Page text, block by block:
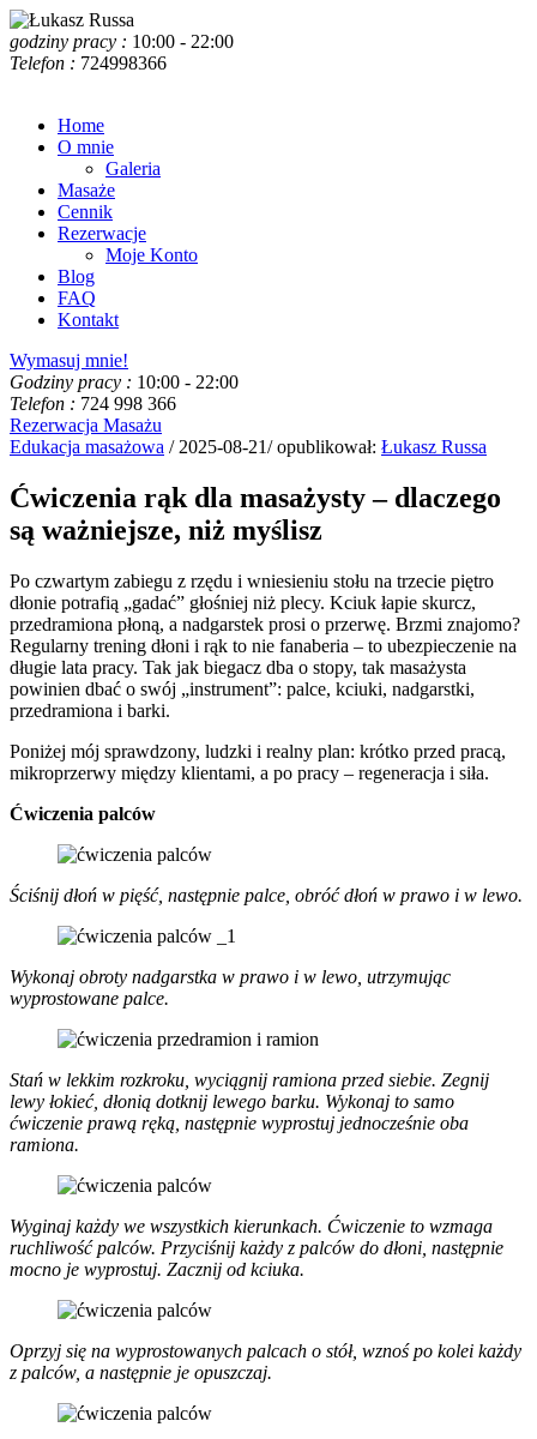
godziny pracy : 10:00 - 22:00
Telefon : 724998366
Home
O mnie
Galeria
Masaże
Cennik
Rezerwacje
Moje Konto
Blog
FAQ
Kontakt
Wymasuj mnie!
Godziny pracy : 10:00 - 22:00
Telefon : 724 998 366
Rezerwacja Masażu
Edukacja masażowa / 2025-08-21/ opublikował: Łukasz Russa
Ćwiczenia rąk dla masażysty – dlaczego
są ważniejsze, niż myślisz
Po czwartym zabiegu z rzędu i wniesieniu stołu na trzecie piętro
dłonie potrafią „gadać” głośniej niż plecy. Kciuk łapie skurcz,
przedramiona płoną, a nadgarstek prosi o przerwę. Brzmi znajomo?
Regularny trening dłoni i rąk to nie fanaberia – to ubezpieczenie na
długie lata pracy. Tak jak biegacz dba o stopy, tak masażysta
powinien dbać o swój „instrument”: palce, kciuki, nadgarstki,
przedramiona i barki.
Poniżej mój sprawdzony, ludzki i realny plan: krótko przed pracą,
mikroprzerwy między klientami, a po pracy – regeneracja i siła.
Ćwiczenia palców
Ściśnij dłoń w pięść, następnie palce, obróć dłoń w prawo i w lewo.
Wykonaj obroty nadgarstka w prawo i w lewo, utrzymując
wyprostowane palce.
Stań w lekkim rozkroku, wyciągnij ramiona przed siebie. Zegnij
lewy łokieć, dłonią dotknij lewego barku. Wykonaj to samo
ćwiczenie prawą ręką, następnie wyprostuj jednocześnie oba
ramiona.
Wyginaj każdy we wszystkich kierunkach. Ćwiczenie to wzmaga
ruchliwość palców. Przyciśnij każdy z palców do dłoni, następnie
mocno je wyprostuj. Zacznij od kciuka.
Oprzyj się na wyprostowanych palcach o stół, wznoś po kolei każdy
z palców, a następnie je opuszczaj.